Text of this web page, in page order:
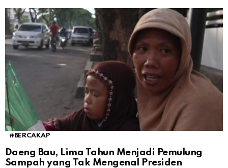
#BERCAKAP
Daeng Bau, Lima Tahun Menjadi Pemulung
Sampah yang Tak Mengenal Presiden